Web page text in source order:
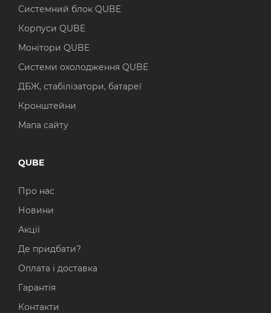
Системний блок QUBE
Корпуси QUBE
Монітори QUBE
Системи охолодження QUBE
ДБЖ, стабілізатори, батареї
Кронштейни
Мапа сайту
QUBE
Про нас
Новини
Акції
Де придбати?
Оплата і доставка
Гарантія
Контакти